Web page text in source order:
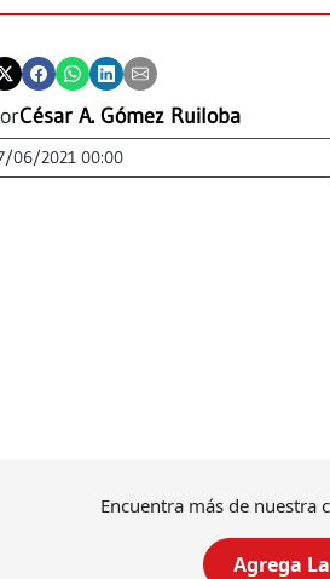
César A. Gómez Ruiloba
06/2021 00:00
Encuentra más de nuestra
Agrega